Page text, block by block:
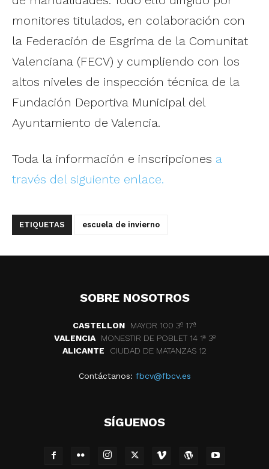
monitores titulados, en colaboración con
la Federación de Esgrima de la Comunitat
Valenciana (FECV) y cumpliendo con los
altos niveles de inspección técnica de la
Fundación Deportiva Municipal del
Ayuntamiento de Valencia.
Toda la información e inscripciones a
través del siguiente enlace.
ETIQUETAS escuela de invierno
SOBRE NOSOTROS
CASTELLON
MAYOR 100 3º 17ª
VALENCIA
MONESTIR DE POBLET 14 1ª 3º
ALICANTE
CIUDAD DE MATANZAS 12
Contáctanos: fbcv@fbcv.es
SÍGUENOS